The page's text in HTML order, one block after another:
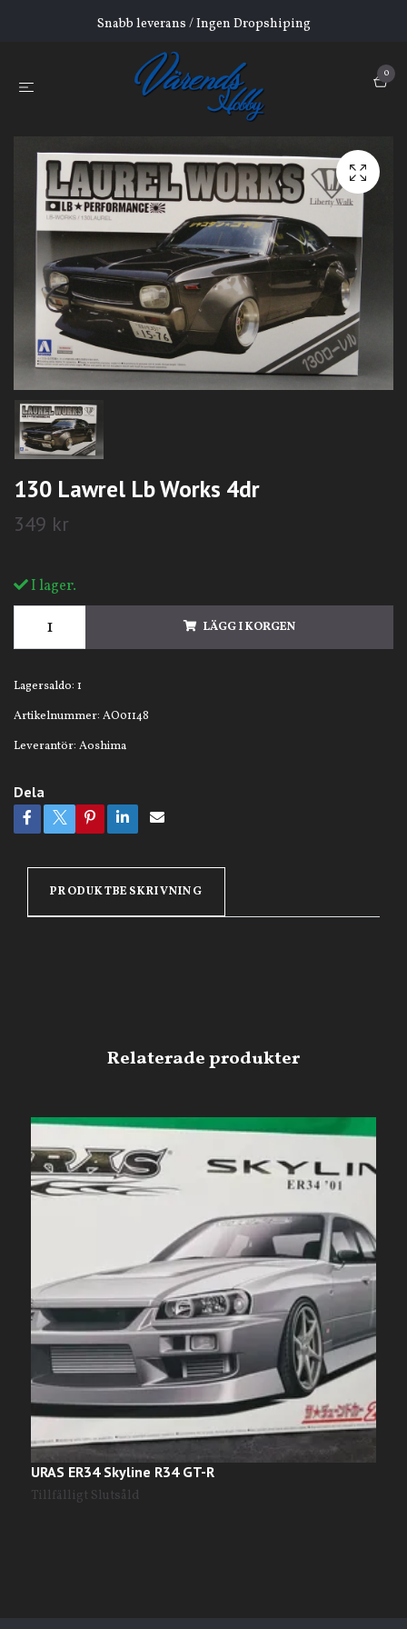
Snabb leverans / Ingen Dropshiping
0
130 Lawrel Lb Works 4dr
349 kr
I lager.
LÄGG I KORGEN
Lagersaldo: 1
Artikelnummer: AO01148
Leverantör: Aoshima
Dela
PRODUKTBESKRIVNING
URAS ER34 Skyline R34 GT-R
Tillfälligt Slutsåld